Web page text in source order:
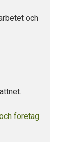
och
företag